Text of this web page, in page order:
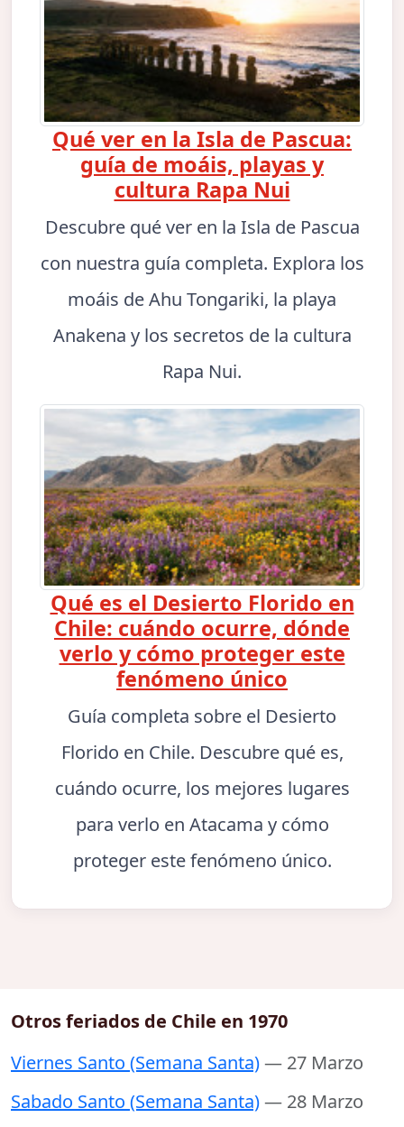
Qué ver en la Isla de Pascua:
guía de moáis, playas y
cultura Rapa Nui
Descubre qué ver en la Isla de Pascua
con nuestra guía completa. Explora los
moáis de Ahu Tongariki, la playa
Anakena y los secretos de la cultura
Rapa Nui.
Qué es el Desierto Florido en
Chile: cuándo ocurre, dónde
verlo y cómo proteger este
fenómeno único
Guía completa sobre el Desierto
Florido en Chile. Descubre qué es,
cuándo ocurre, los mejores lugares
para verlo en Atacama y cómo
proteger este fenómeno único.
Otros feriados de Chile en 1970
Viernes Santo (Semana Santa)— 27 Marzo
Sabado Santo (Semana Santa)— 28 Marzo